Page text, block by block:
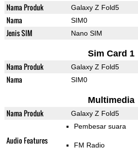
Nama Produk Galaxy Z Fold5
Nama SIM0
Jenis SIM Nano SIM
Sim Card 1
Nama Produk Galaxy Z Fold5
Nama SIM0
Multimedia
Nama Produk Galaxy Z Fold5
Audio Features
Pembesar suara
FM Radio